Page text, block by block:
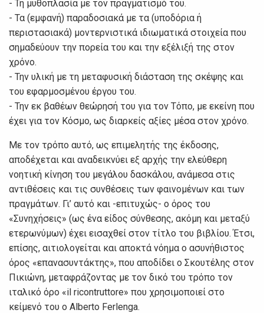
- Τη μυθοπλασία με τον πραγματισμό του.
- Τα (εμφανή) παραδοσιακά με τα (υποδόρια ή
περιστασιακά) μοντερνιστικά ιδιωματικά στοιχεία που
σημαδεύουν την πορεία του και την εξέλιξή της στον
χρόνο.
- Την υλική με τη μεταφυσική διάσταση της σκέψης και
του εφαρμοσμένου έργου του.
- Την εκ βαθέων θεώρησή του για τον Τόπο, με εκείνη που
έχει για τον Κόσμο, ως διαρκείς αξίες μέσα στον χρόνο.
Με τον τρόπο αυτό, ως επιμελητής της έκδοσης,
αποδέχεται και αναδεικνύει εξ αρχής την ελεύθερη
νοητική κίνηση του μεγάλου δασκάλου, ανάμεσα στις
αντιθέσεις και τις συνθέσεις των φαινομένων και των
πραγμάτων. Γι’ αυτό και -επιτυχώς- ο όρος του
«Συνηχήσεις» (ως ένα είδος σύνθεσης, ακόμη και μεταξύ
ετερωνύμων) έχει εισαχθεί στον τίτλο του βιβλίου. Έτσι,
επίσης, αιτιολογείται και αποκτά νόημα ο ασυνήθιστος
όρος «επανασυντάκτης», που αποδίδει ο Σκουτέλης στον
Πικιώνη, μεταφράζοντας με τον δικό του τρόπο τον
ιταλικό όρο «il ricontruttore» που χρησιμοποιεί στο
κείμενό του ο Alberto Ferlenga.